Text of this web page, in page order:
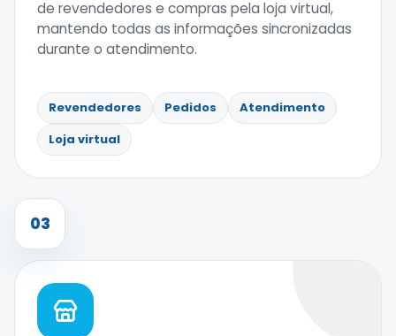
de revendedores e compras pela loja virtual,
mantendo todas as informações sincronizadas
durante o atendimento.
Revendedores Pedidos
Atendimento
Loja virtual
03